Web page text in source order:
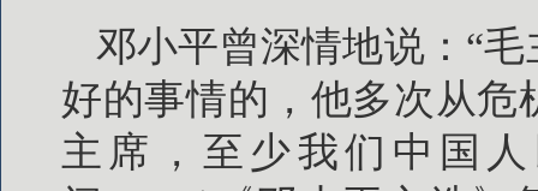
邓小平曾深情地说：“
好的事情的，他多次从
主席，至少我们中国